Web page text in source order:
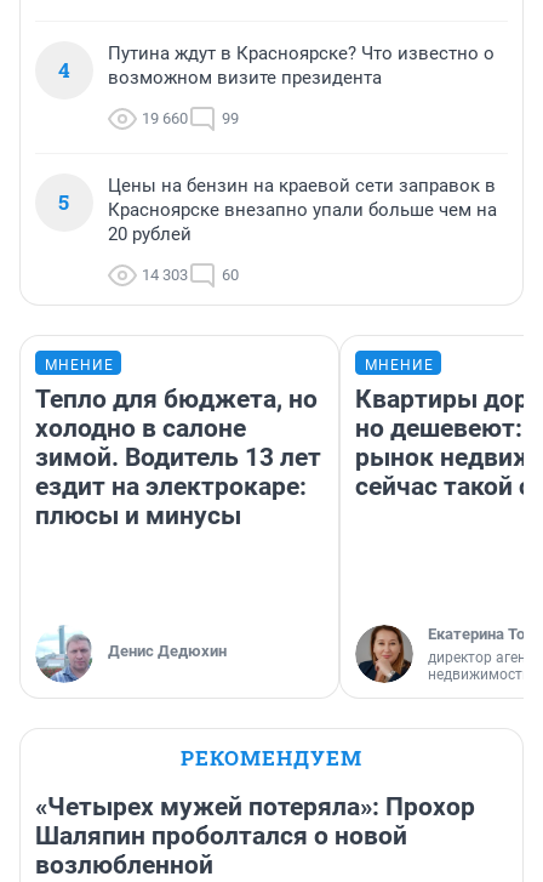
4
Путина ждут в Красноярске? Что известно о
возможном визите президента
19 660 99
5
Цены на бензин на краевой сети заправок в
Красноярске внезапно упали больше чем на
20 рублей
14 303 60
МНЕНИЕ
Тепло для бюджета, но
холодно в салоне
зимой. Водитель 13 лет
ездит на электрокаре:
плюсы и минусы
Денис Дедюхин
МНЕНИЕ
Квартиры
но дешевеют:
рынок
сейчас такой
Екатерина
директор
недвижимости
РЕКОМЕНДУЕМ
«Четырех мужей потеряла»: Прохор
Шаляпин проболтался о новой
возлюбленной